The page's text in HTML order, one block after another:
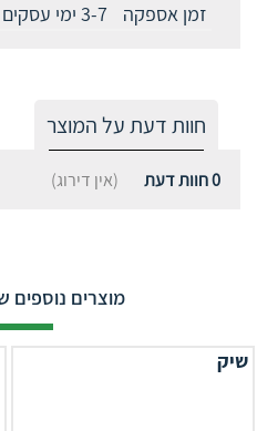
זמן אספקה
3-7 ימי עסקים
חוות דעת על המוצר
0חוות דעת (אין דירוג)
מוצרים נוספים
שיק